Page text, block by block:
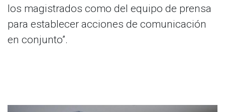
los magistrados como del equipo de prensa
para establecer acciones de comunicación
en conjunto”.